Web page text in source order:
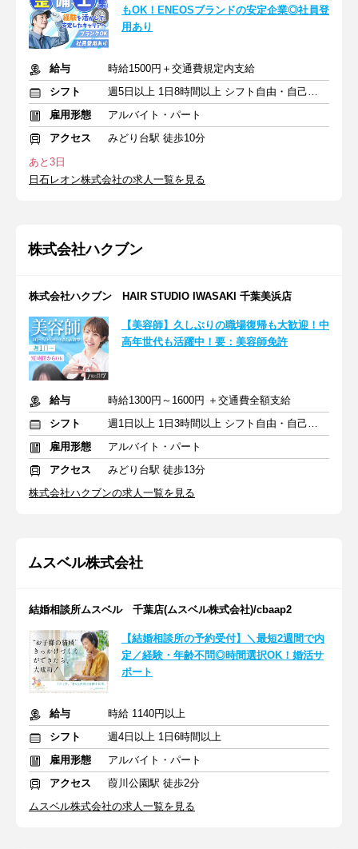
もOK！ENEOSブランドの安定企業◎社員登
用あり
給与
時給1500円＋交通費規定内支給
シフト
週5日以上 1日8時間以上 シフト自由・自己申告
雇用形態
アルバイト・パート
アクセス
みどり台駅 徒歩10分
あと3日
日石レオン株式会社の求人一覧を見る
株式会社ハクブン
株式会社ハクブン HAIR STUDIO IWASAKI 千葉美浜店
【美容師】久しぶりの職場復帰も大歓迎！中
高年世代も活躍中！要：美容師免許
給与
時給1300円～1600円 ＋交通費全額支給
シフト
週1日以上 1日3時間以上 シフト自由・自己申告
雇用形態
アルバイト・パート
アクセス
みどり台駅 徒歩13分
株式会社ハクブンの求人一覧を見る
ムスベル株式会社
結婚相談所ムスベル 千葉店(ムスベル株式会社)/cbaap2
【結婚相談所の予約受付】＼最短2週間で内
定／経験・年齢不問◎時間選択OK！婚活サ
ポート
給与
時給 1140円以上
シフト
週4日以上 1日6時間以上
雇用形態
アルバイト・パート
アクセス
葭川公園駅 徒歩2分
ムスベル株式会社の求人一覧を見る